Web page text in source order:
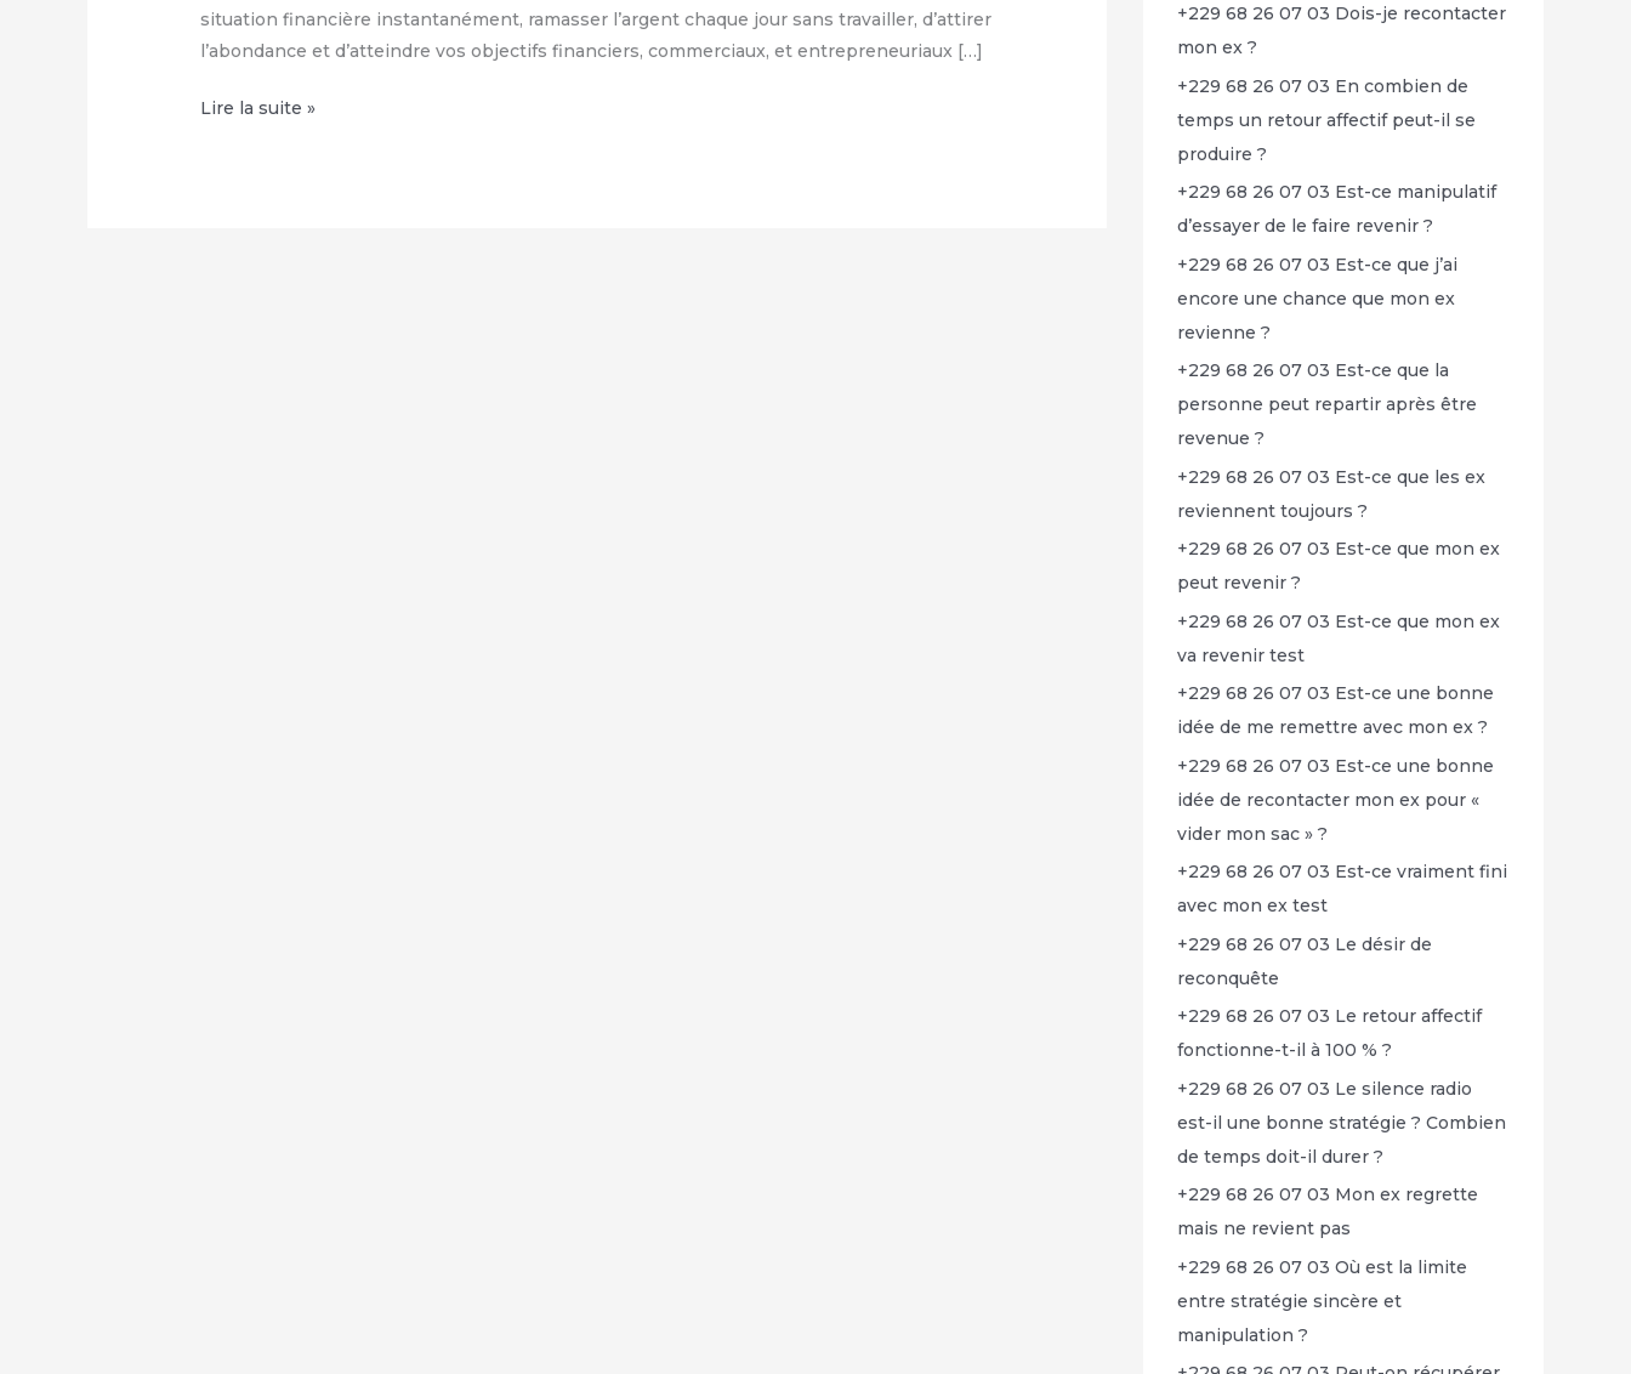
situation financière instantanément, ramasser l’argent chaque jour sans travailler, d’attirer
l’abondance et d’atteindre vos objectifs financiers, commerciaux, et entrepreneuriaux […]
Comment
Lire la suite »
+229 68 26 07 03 Dois-je recontacter
mon ex ?
+229 68 26 07 03 En combien de
temps un retour affectif peut-il se
produire ?
+229 68 26 07 03 Est-ce manipulatif
d’essayer de le faire revenir ?
+229 68 26 07 03 Est-ce que j’ai
encore une chance que mon ex
revienne ?
+229 68 26 07 03 Est-ce que la
personne peut repartir après être
revenue ?
+229 68 26 07 03 Est-ce que les ex
reviennent toujours ?
+229 68 26 07 03 Est-ce que mon ex
peut revenir ?
+229 68 26 07 03 Est-ce que mon ex
va revenir test
+229 68 26 07 03 Est-ce une bonne
idée de me remettre avec mon ex ?
+229 68 26 07 03 Est-ce une bonne
idée de recontacter mon ex pour «
vider mon sac » ?
+229 68 26 07 03 Est-ce vraiment fini
avec mon ex test
+229 68 26 07 03 Le désir de
reconquête
+229 68 26 07 03 Le retour affectif
fonctionne-t-il à 100 % ?
+229 68 26 07 03 Le silence radio
est-il une bonne stratégie ? Combien
de temps doit-il durer ?
+229 68 26 07 03 Mon ex regrette
mais ne revient pas
+229 68 26 07 03 Où est la limite
entre stratégie sincère et
manipulation ?